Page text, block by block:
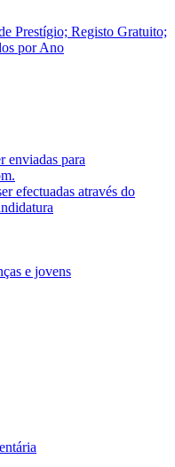
Prestígio; Registo Gratuito;
por Ano
enviadas para
efectuadas através do
e jovens